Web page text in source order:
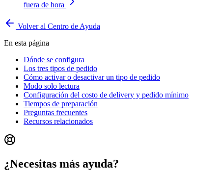
fuera de hora
Volver al Centro de Ayuda
En esta página
Dónde se configura
Los tres tipos de pedido
Cómo activar o desactivar un tipo de pedido
Modo solo lectura
Configuración del costo de delivery y pedido mínimo
Tiempos de preparación
Preguntas frecuentes
Recursos relacionados
¿Necesitas más ayuda?